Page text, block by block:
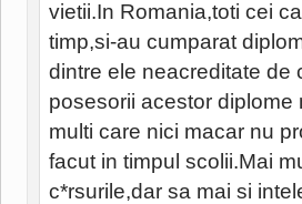
vietii.In Romania,toti cei
timp,si-au cumparat
dintre ele neacreditate de
posesorii acestor
multi care nici macar nu
facut in timpul scolii.Mai
c*rsurile,dar sa mai si